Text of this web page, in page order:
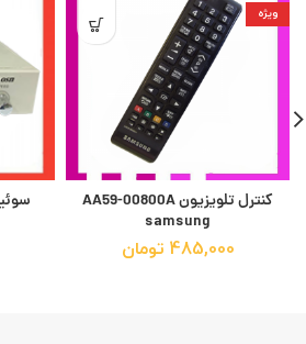
ویژه
کنترل تلویزیون AA59-00800A
samsung
485,000 تومان